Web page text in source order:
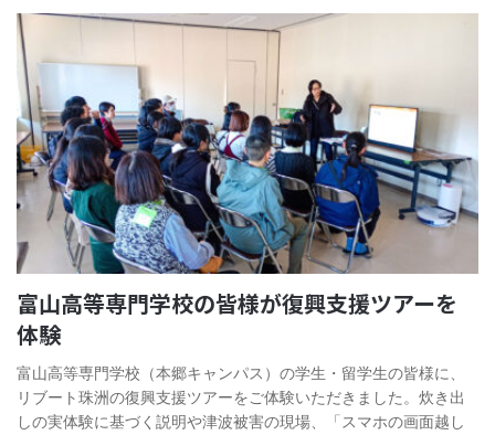
富山高等専門学校の皆様が復興支援ツアーを
体験
富山高等専門学校（本郷キャンパス）の学生・留学生の皆様に、
リブート珠洲の復興支援ツアーをご体験いただきました。炊き出
しの実体験に基づく説明や津波被害の現場、「スマホの画面越し